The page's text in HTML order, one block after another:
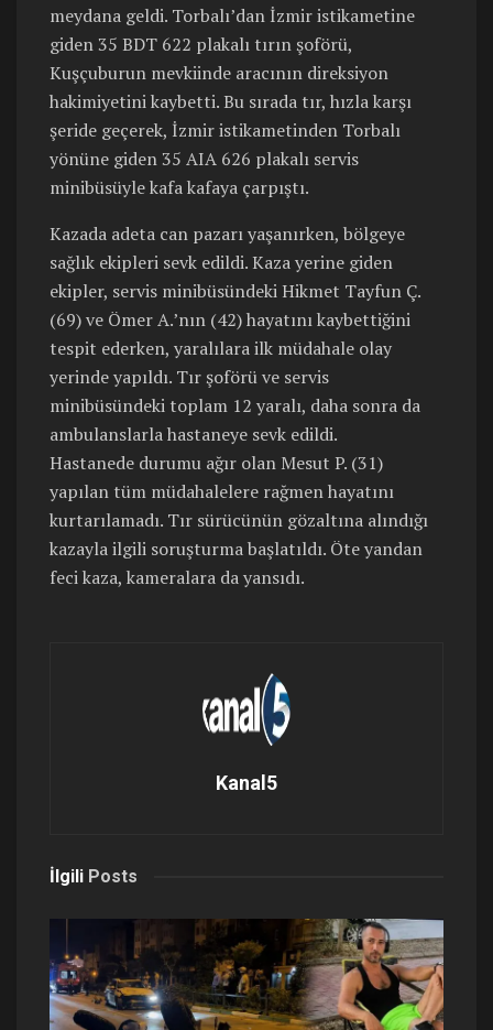
meydana geldi. Torbalı’dan İzmir istikametine
giden 35 BDT 622 plakalı tırın şoförü,
Kuşçuburun mevkiinde aracının direksiyon
hakimiyetini kaybetti. Bu sırada tır, hızla karşı
şeride geçerek, İzmir istikametinden Torbalı
yönüne giden 35 AIA 626 plakalı servis
minibüsüyle kafa kafaya çarpıştı.
Kazada adeta can pazarı yaşanırken, bölgeye
sağlık ekipleri sevk edildi. Kaza yerine giden
ekipler, servis minibüsündeki Hikmet Tayfun Ç.
(69) ve Ömer A.’nın (42) hayatını kaybettiğini
tespit ederken, yaralılara ilk müdahale olay
yerinde yapıldı. Tır şoförü ve servis
minibüsündeki toplam 12 yaralı, daha sonra da
ambulanslarla hastaneye sevk edildi.
Hastanede durumu ağır olan Mesut P. (31)
yapılan tüm müdahalelere rağmen hayatını
kurtarılamadı. Tır sürücünün gözaltına alındığı
kazayla ilgili soruşturma başlatıldı. Öte yandan
feci kaza, kameralara da yansıdı.
Kanal5
İlgili Posts